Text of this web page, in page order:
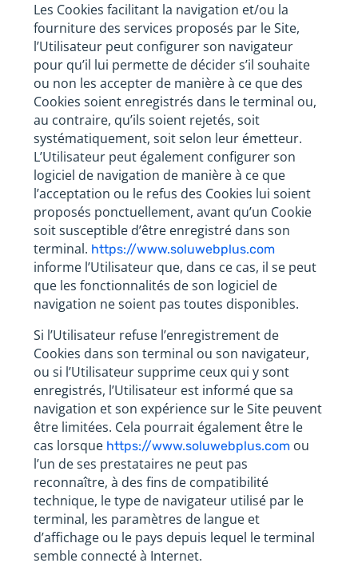
Les Cookies facilitant la navigation et/ou la
fourniture des services proposés par le Site,
l’Utilisateur peut configurer son navigateur
pour qu’il lui permette de décider s’il souhaite
ou non les accepter de manière à ce que des
Cookies soient enregistrés dans le terminal ou,
au contraire, qu’ils soient rejetés, soit
systématiquement, soit selon leur émetteur.
L’Utilisateur peut également configurer son
logiciel de navigation de manière à ce que
l’acceptation ou le refus des Cookies lui soient
proposés ponctuellement, avant qu’un Cookie
soit susceptible d’être enregistré dans son
terminal. https://www.soluwebplus.com
informe l’Utilisateur que, dans ce cas, il se peut
que les fonctionnalités de son logiciel de
navigation ne soient pas toutes disponibles.
Si l’Utilisateur refuse l’enregistrement de
Cookies dans son terminal ou son navigateur,
ou si l’Utilisateur supprime ceux qui y sont
enregistrés, l’Utilisateur est informé que sa
navigation et son expérience sur le Site peuvent
être limitées. Cela pourrait également être le
cas lorsque https://www.soluwebplus.com ou
l’un de ses prestataires ne peut pas
reconnaître, à des fins de compatibilité
technique, le type de navigateur utilisé par le
terminal, les paramètres de langue et
d’affichage ou le pays depuis lequel le terminal
semble connecté à Internet.